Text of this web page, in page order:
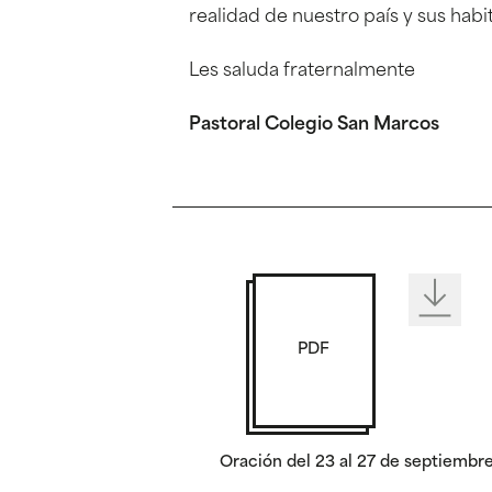
realidad de nuestro país y sus
Les saluda fraternalmente
Pastoral Colegio San Marcos
PDF
Oración del 23 al 27 de septiembre